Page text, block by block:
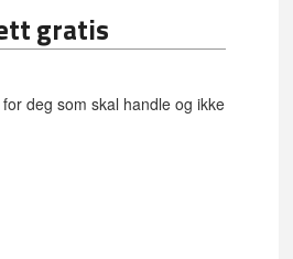
gratis
deg som skal handle og ikke